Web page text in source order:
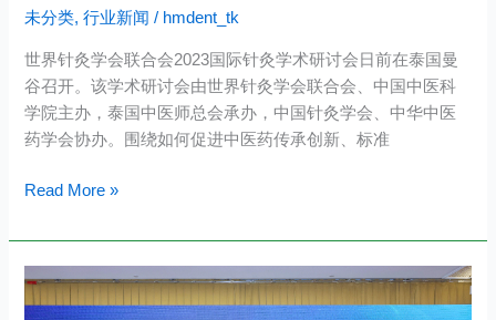
未分类,行业新闻 / hmdent_tk
世界针灸学会联合会2023国际针灸学术研讨会日前在泰国曼
谷召开。该学术研讨会由世界针灸学会联合会、中国中医科
学院主办，泰国中医师总会承办，中国针灸学会、中华中医
药学会协办。围绕如何促进中医药传承创新、标准
世
Read More »
资
讯